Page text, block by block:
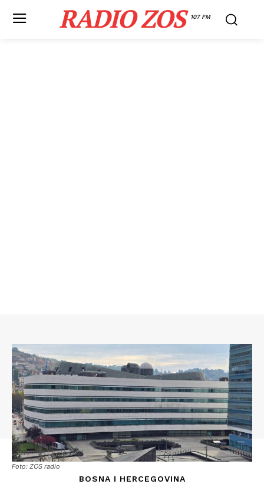
RADIO ZOS 107 FM
Foto: ZOS radio
BOSNA I HERCEGOVINA